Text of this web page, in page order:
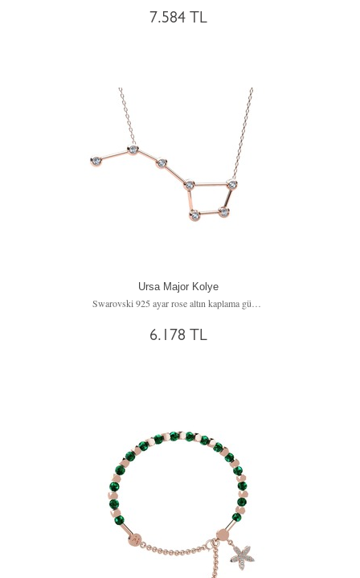
7.584 TL
Ursa Major Kolye
6.178 TL